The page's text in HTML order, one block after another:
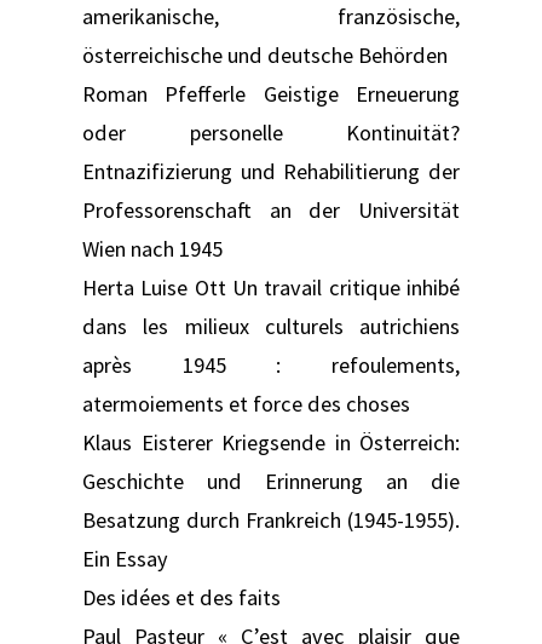
amerikanische, französische,
österreichische und deutsche Behörden
Roman Pfefferle Geistige Erneuerung
oder personelle Kontinuität?
Entnazifizierung und Rehabilitierung der
Professorenschaft an der Universität
Wien nach 1945
Herta Luise Ott Un travail critique inhibé
dans les milieux culturels autrichiens
après 1945 : refoulements,
atermoiements et force des choses
Klaus Eisterer Kriegsende in Österreich:
Geschichte und Erinnerung an die
Besatzung durch Frankreich (1945-1955).
Ein Essay
Des idées et des faits
Paul Pasteur « C’est avec plaisir que